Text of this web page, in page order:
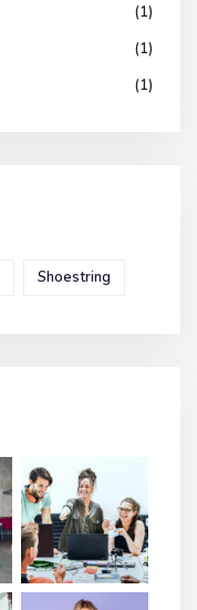
(1)
(1)
(1)
Shoestring